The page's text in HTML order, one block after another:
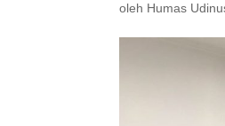
oleh Humas